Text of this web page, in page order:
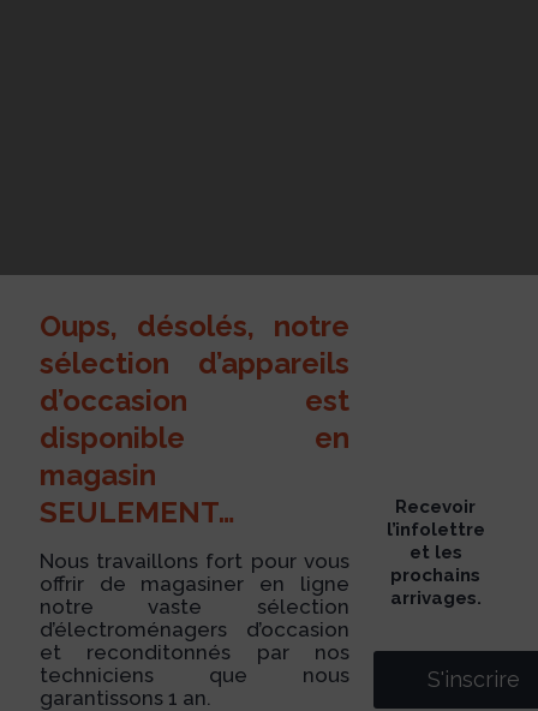
Oups, désolés, notre
sélection d’appareils
d’occasion est
disponible en
magasin
SEULEMENT…
Nous travaillons fort pour vous
offrir de magasiner en ligne
notre vaste sélection
d’électroménagers d’occasion
et reconditonnés par nos
techniciens que nous
garantissons 1 an.
Recevoir
l’infolettre
et les
prochains
arrivages.
S'inscrire